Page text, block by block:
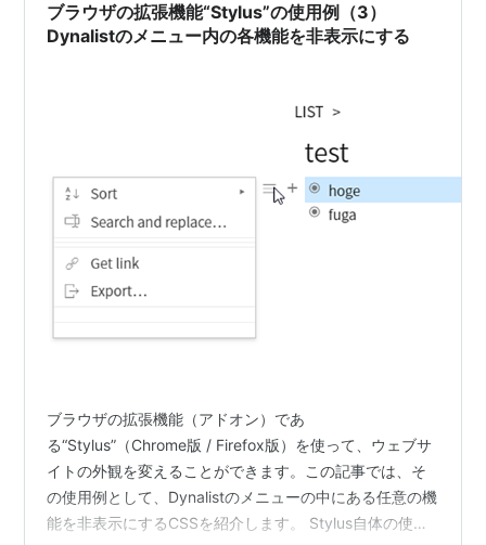
ブラウザの拡張機能“Stylus”の使用例（3）
Dynalistのメニュー内の各機能を非表示にする
ブラウザの拡張機能（アドオン）であ
る“Stylus”（Chrome版 / Firefox版）を使って、ウェブサ
イトの外観を変えることができます。この記事では、そ
の使用例として、Dynalistのメニューの中にある任意の機
能を非表示にするCSSを紹介します。 Stylus自体の使い